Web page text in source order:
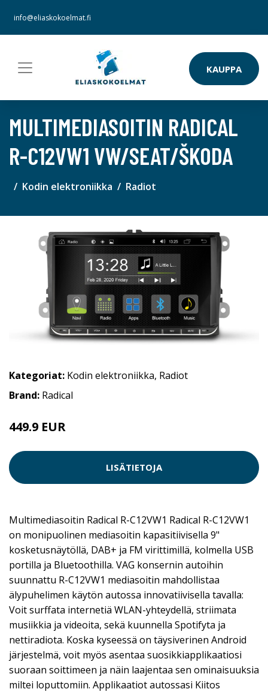
info@eliaskokoelmat.fi
KAUPPA
MULTIMEDIASOITIN RADICAL
R-C12VW1 VW/SEAT/ŠKODA
Kodin elektroniikka Radiot
Kategoriat: Kodin elektroniikka, Radiot
Brand: Radical
449.9 EUR
LISÄTIETOJA
Multimediasoitin Radical R-C12VW1 Radical R-C12VW1
on monipuolinen mediasoitin kapasitiivisella 9"
kosketusnäytöllä, DAB+ ja FM virittimillä, kolmella USB
portilla ja Bluetoothilla. VAG konsernin autoihin
suunnattu R-C12VW1 mediasoitin mahdollistaa
älypuhelimen käytön autossa innovatiivisella tavalla:
Voit surffata internetiä WLAN-yhteydellä, striimata
musiikkia ja videoita, sekä kuunnella Spotifyta ja
nettiradiota. Koska kyseessä on täysiverinen Android
järjestelmä, voit myös asentaa suosikkiapplikaatiosi
suoraan soittimeen ja näin laajentaa sen ominaisuuksia
miltei loputtomiin. Applikaatiot autossasi Kiitos